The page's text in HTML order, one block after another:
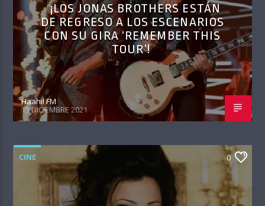
¡LOS JONAS BROTHERS ESTÁN
DE REGRESO A LOS ESCENARIOS
CON SU GIRA ‘REMEMBER THIS
TOUR’!
Haahil FM
15 DICIEMBRE 2021
CINE 0